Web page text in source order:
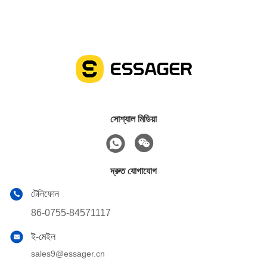
সোশ্যাল মিডিয়া
দ্রুত যোগাযোগ
টেলিফোন
86-0755-84571117
ই-মেইল
sales9@essager.cn